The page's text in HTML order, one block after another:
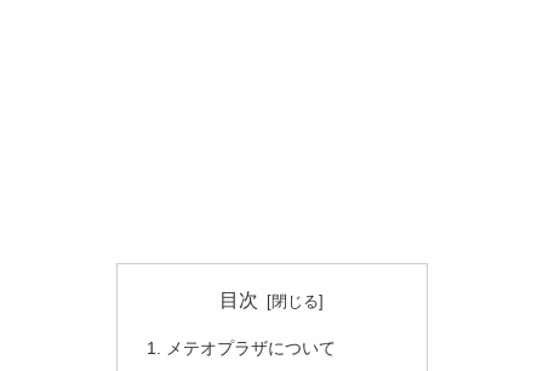
目次
メテオプラザについて